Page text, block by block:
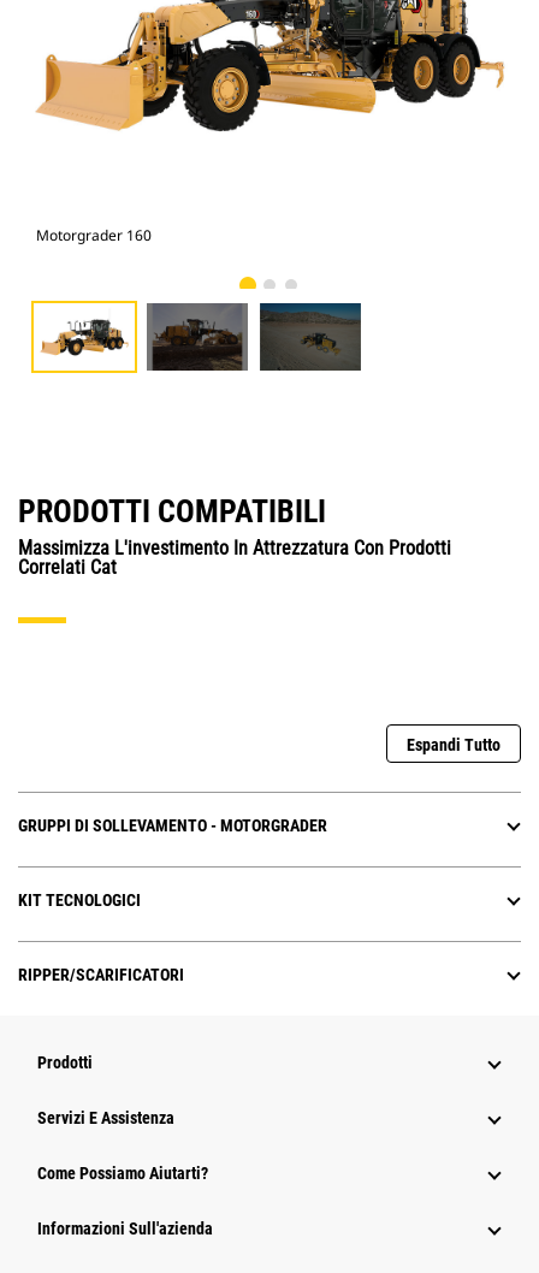
Motorgrader 160
PRODOTTI COMPATIBILI
Massimizza L'investimento In Attrezzatura Con Prodotti
Correlati Cat
Espandi Tutto
GRUPPI DI SOLLEVAMENTO - MOTORGRADER
KIT TECNOLOGICI
RIPPER/SCARIFICATORI
Prodotti
Servizi E Assistenza
Come Possiamo Aiutarti?
Informazioni Sull'azienda